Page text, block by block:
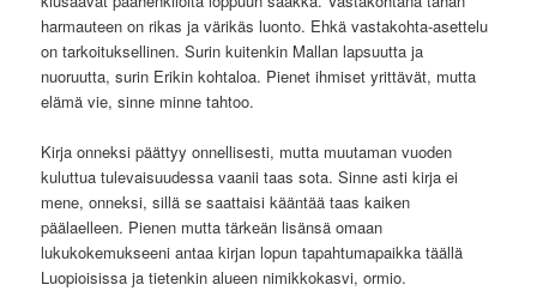
harmauteen on rikas ja värikäs luonto. Ehkä vastakohta-asettelu
on tarkoituksellinen. Surin kuitenkin Mallan lapsuutta ja
nuoruutta, surin Erikin kohtaloa. Pienet ihmiset yrittävät, mutta
elämä vie, sinne minne tahtoo.
Kirja onneksi päättyy onnellisesti, mutta muutaman vuoden
kuluttua tulevaisuudessa vaanii taas sota. Sinne asti kirja ei
mene, onneksi, sillä se saattaisi kääntää taas kaiken
päälaelleen. Pienen mutta tärkeän lisänsä omaan
lukukokemukseeni antaa kirjan lopun tapahtumapaikka täällä
Luopioisissa ja tietenkin alueen nimikkokasvi, ormio.